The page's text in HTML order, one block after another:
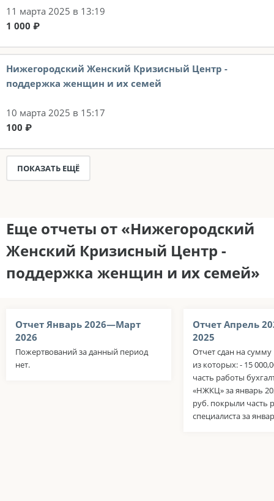
11 марта 2025 в 13:19
1 000 ₽
Нижегородский Женский Кризисный Центр -
поддержка женщин и их семей
10 марта 2025 в 15:17
100 ₽
ПОКАЗАТЬ ЕЩЁ
Еще отчеты от «Нижегородский
Женский Кризисный Центр -
поддержка женщин и их семей»
Отчет Январь 2026—Март
2026
Пожертвований за данный период
нет.
Отчет Апрель
2025
Отчет сдан на сумму
из которых: - 15
часть работы
«НЖКЦ» за январь
руб. покрыли
специалиста за